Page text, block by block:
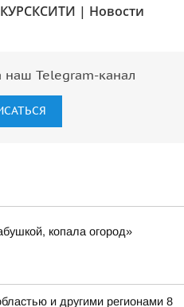
| Новости
наш Telegram-канал
копала огород»
и другими регионами 8